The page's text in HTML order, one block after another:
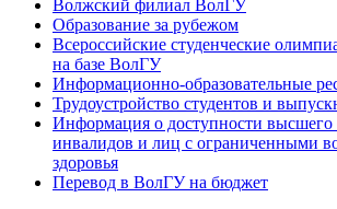
Волжский филиал ВолГУ
Образование за рубежом
Всероссийские студенческие
на базе ВолГУ
Информационно-образовательные
Трудоустройство студентов и
Информация о доступности высшего
инвалидов и лиц с ограниченными
здоровья
Перевод в ВолГУ на бюджет